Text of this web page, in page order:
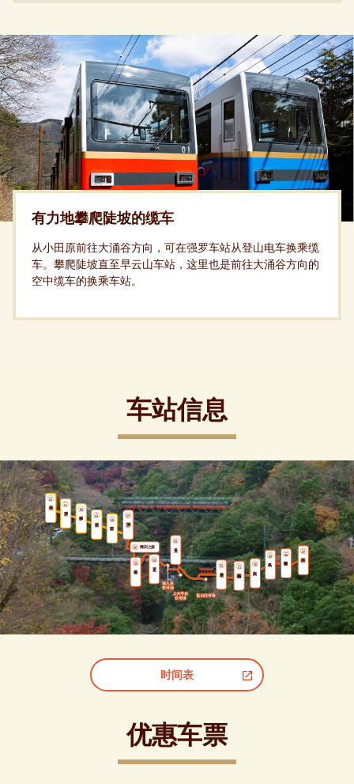
有力地攀爬陡坡的缆车
从小田原前往大涌谷方向，可在强罗车站从登山电车换乘缆
车。攀爬陡坡直至早云山车站，这里也是前往大涌谷方向的
空中缆车的换乘车站。
车站信息
OH
47
OH
48
OH
49
OH
50
OH
51
OH
52
OH
53
OH
54
OH
55
OH
56 雕刻之森
OH
57
OH
58
OH
59
OH
60
OH
61
OH
62
时间表
优惠车票